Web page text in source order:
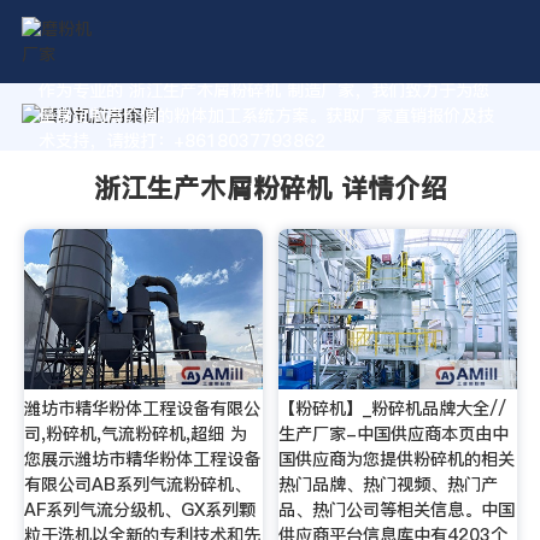
作为专业的 浙江生产木屑粉碎机 制造厂家，我们致力于为您
量身定制高价值的粉体加工系统方案。获取厂家直销报价及技
浙江生产木屑粉碎机 详情介绍
潍坊市精华粉体工程设备有限公
司,粉碎机,气流粉碎机,超细 为
您展示潍坊市精华粉体工程设备
有限公司AB系列气流粉碎机、
AF系列气流分级机、GX系列颗
【粉碎机】_粉碎机品牌大全//
生产厂家-中国供应商本页由中
国供应商为您提供粉碎机的相关
热门品牌、热门视频、热门产
品、热门公司等相关信息。中国